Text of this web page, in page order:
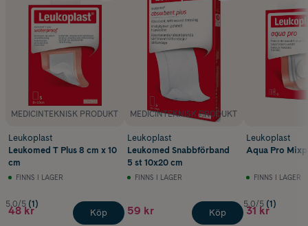
MEDICINTEKNISK PRODUKT
Leukoplast
Leukomed T Plus 8 cm x 10
cm
FINNS I LAGER
5.0/5 (1)
48 kr Köp
MEDICINTEKNISK PRODUKT
Leukoplast
Leukomed Snabbförband
5 st 10x20 cm
FINNS I LAGER
59 kr Köp
Leukoplast
Aqua Pro
FINNS I LAGER
5.0/5 (1)
31 kr